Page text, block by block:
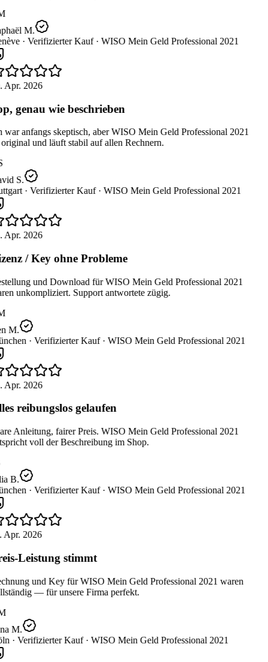
M.
· Verifizierter Kauf · WISO Mein Geld Professional 2021
Apr. 2026
genau wie beschrieben
war anfangs skeptisch, aber WISO Mein Geld Professional 2021
und läuft stabil auf allen Rechnern.
S.
· Verifizierter Kauf · WISO Mein Geld Professional 2021
Apr. 2026
/ Key ohne Probleme
und Download für WISO Mein Geld Professional 2021
unkompliziert. Support antwortete zügig.
M.
· Verifizierter Kauf · WISO Mein Geld Professional 2021
Apr. 2026
reibungslos gelaufen
Anleitung, fairer Preis. WISO Mein Geld Professional 2021
voll der Beschreibung im Shop.
B.
· Verifizierter Kauf · WISO Mein Geld Professional 2021
Apr. 2026
Leistung stimmt
und Key für WISO Mein Geld Professional 2021 waren
— für unsere Firma perfekt.
M.
· Verifizierter Kauf · WISO Mein Geld Professional 2021